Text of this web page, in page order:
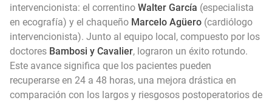
intervencionista: el correntino Walter García (especialista
en ecografía) y el chaqueño Marcelo Agüero (cardiólogo
intervencionista). Junto al equipo local, compuesto por los
doctores Bambosi y Cavalier, lograron un éxito rotundo.
Este avance significa que los pacientes pueden
recuperarse en 24 a 48 horas, una mejora drástica en
comparación con los largos y riesgosos postoperatorios de